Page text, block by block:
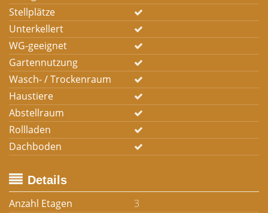
Stellplätze
Unterkellert
WG-geeignet
Gartennutzung
Wasch- / Trockenraum
Haustiere
Abstellraum
Rollladen
Dachboden
Details
Anzahl Etagen
3